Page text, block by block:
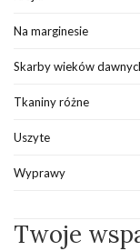
Na marginesie
Skarby wieków
Tkaniny różne
Uszyte
Wyprawy
Twoje